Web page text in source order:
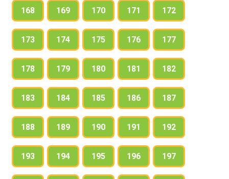
168 169 170 171 172
173 174 175 176 177
178 179 180 181 182
183 184 185 186 187
188 189 190 191 192
193 194 195 196 197